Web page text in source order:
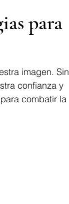
para
imagen. Sin
confianza y
combatir la